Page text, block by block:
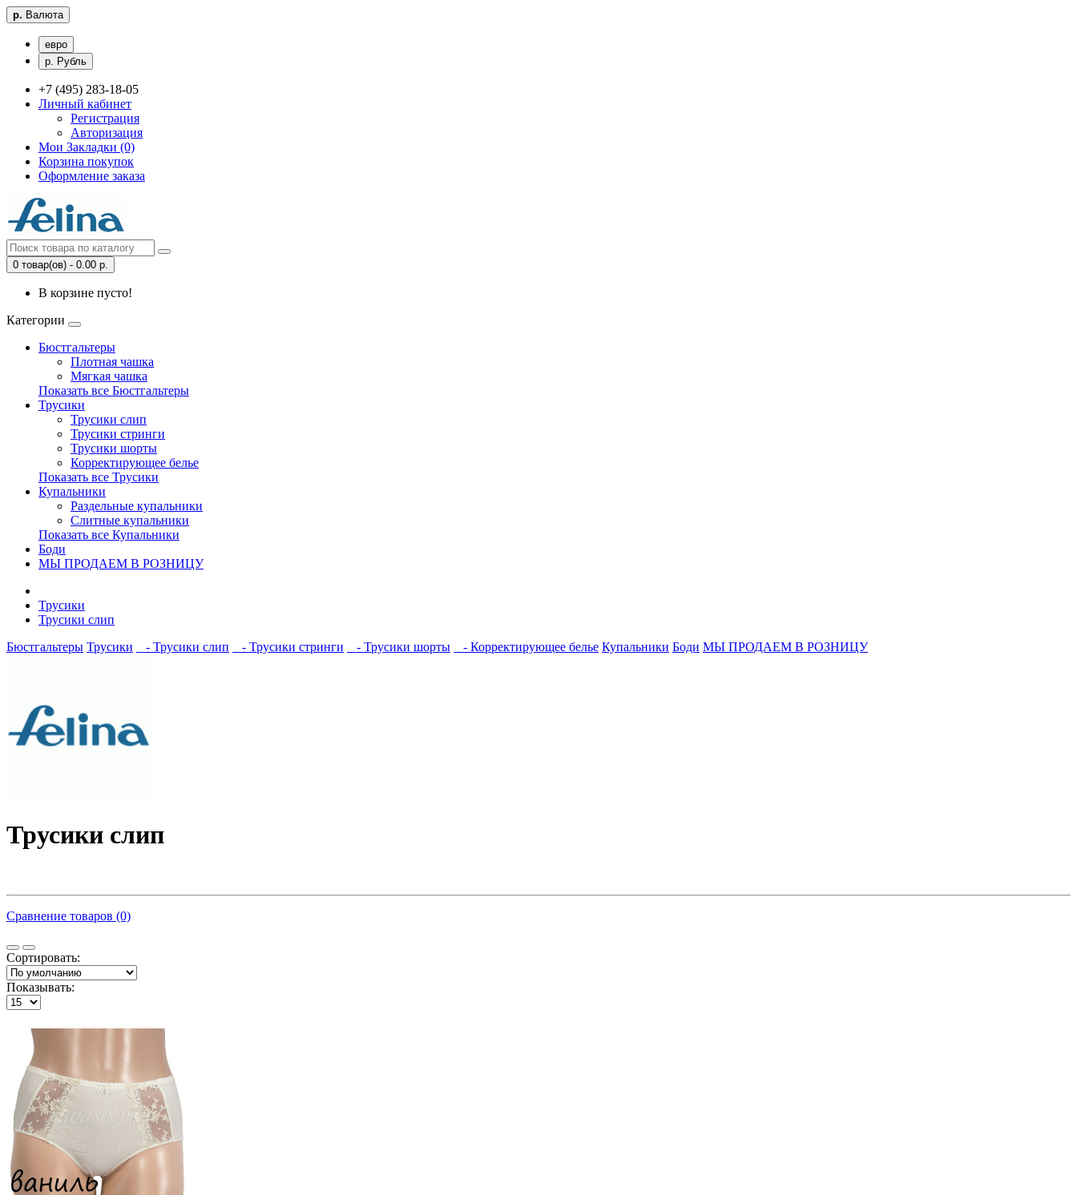
р. Валюта
евро
р. Рубль
+7 (495) 283-18-05
Личный кабинет
Регистрация
Авторизация
Мои Закладки (0)
Корзина покупок
Оформление заказа
0 товар(ов) - 0.00 р.
В корзине пусто!
Категории
Бюстгальтеры
Плотная чашка
Мягкая чашка
Показать все Бюстгальтеры
Трусики
Трусики слип
Трусики стринги
Трусики шорты
Корректирующее белье
Показать все Трусики
Купальники
Раздельные купальники
Слитные купальники
Показать все Купальники
Боди
МЫ ПРОДАЕМ В РОЗНИЦУ
Трусики
Трусики слип
Бюстгальтеры Трусики - Трусики слип - Трусики стринги - Трусики шорты - Корректирующее белье Купальники Боди МЫ ПРОДАЕМ В РОЗНИЦУ
Трусики слип
Сравнение товаров (0)
Сортировать:
Показывать: